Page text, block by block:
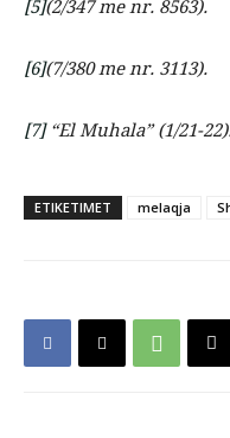
[5](2/347 me nr. 8563).
[6](7/380 me nr. 3113).
[7]“El Muhala” (1/21-
ETIKETIMET melaqja